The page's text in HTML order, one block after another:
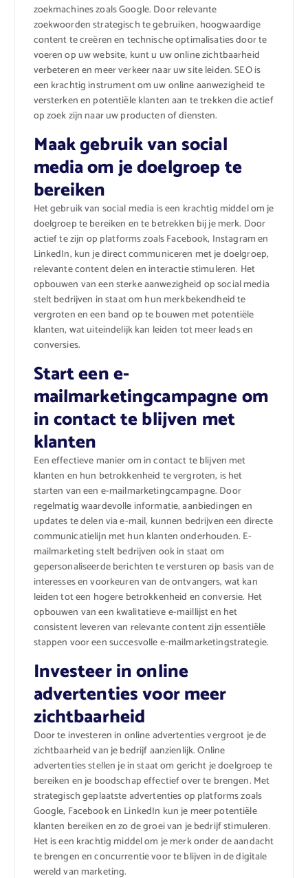
zoekmachines zoals Google. Door relevante
zoekwoorden strategisch te gebruiken, hoogwaardige
content te creëren en technische optimalisaties door te
voeren op uw website, kunt u uw online zichtbaarheid
verbeteren en meer verkeer naar uw site leiden. SEO is
een krachtig instrument om uw online aanwezigheid te
versterken en potentiële klanten aan te trekken die actief
op zoek zijn naar uw producten of diensten.
Maak gebruik van social
media om je doelgroep te
bereiken
Het gebruik van social media is een krachtig middel om je
doelgroep te bereiken en te betrekken bij je merk. Door
actief te zijn op platforms zoals Facebook, Instagram en
LinkedIn, kun je direct communiceren met je doelgroep,
relevante content delen en interactie stimuleren. Het
opbouwen van een sterke aanwezigheid op social media
stelt bedrijven in staat om hun merkbekendheid te
vergroten en een band op te bouwen met potentiële
klanten, wat uiteindelijk kan leiden tot meer leads en
conversies.
Start een e-
mailmarketingcampagne om
in contact te blijven met
klanten
Een effectieve manier om in contact te blijven met
klanten en hun betrokkenheid te vergroten, is het
starten van een e-mailmarketingcampagne. Door
regelmatig waardevolle informatie, aanbiedingen en
updates te delen via e-mail, kunnen bedrijven een directe
communicatielijn met hun klanten onderhouden. E-
mailmarketing stelt bedrijven ook in staat om
gepersonaliseerde berichten te versturen op basis van de
interesses en voorkeuren van de ontvangers, wat kan
leiden tot een hogere betrokkenheid en conversie. Het
opbouwen van een kwalitatieve e-maillijst en het
consistent leveren van relevante content zijn essentiële
stappen voor een succesvolle e-mailmarketingstrategie.
Investeer in online
advertenties voor meer
zichtbaarheid
Door te investeren in online advertenties vergroot je de
zichtbaarheid van je bedrijf aanzienlijk. Online
advertenties stellen je in staat om gericht je doelgroep te
bereiken en je boodschap effectief over te brengen. Met
strategisch geplaatste advertenties op platforms zoals
Google, Facebook en LinkedIn kun je meer potentiële
klanten bereiken en zo de groei van je bedrijf stimuleren.
Het is een krachtig middel om je merk onder de aandacht
te brengen en concurrentie voor te blijven in de digitale
wereld van marketing.